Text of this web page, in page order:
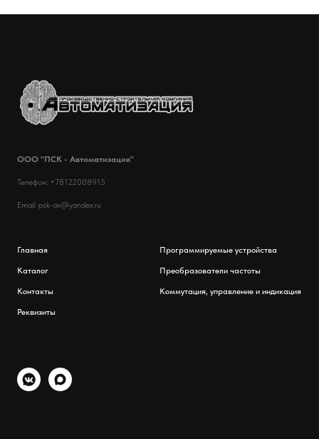
ООО "ПСК - Автоматизация"
Телефон: +78122008915
Email: psk-av@yandex.ru
Главная
Каталог
Контакты
Реквизиты
Программируемые устройства
Преобразователи частоты
Коммутация, управление и индикация